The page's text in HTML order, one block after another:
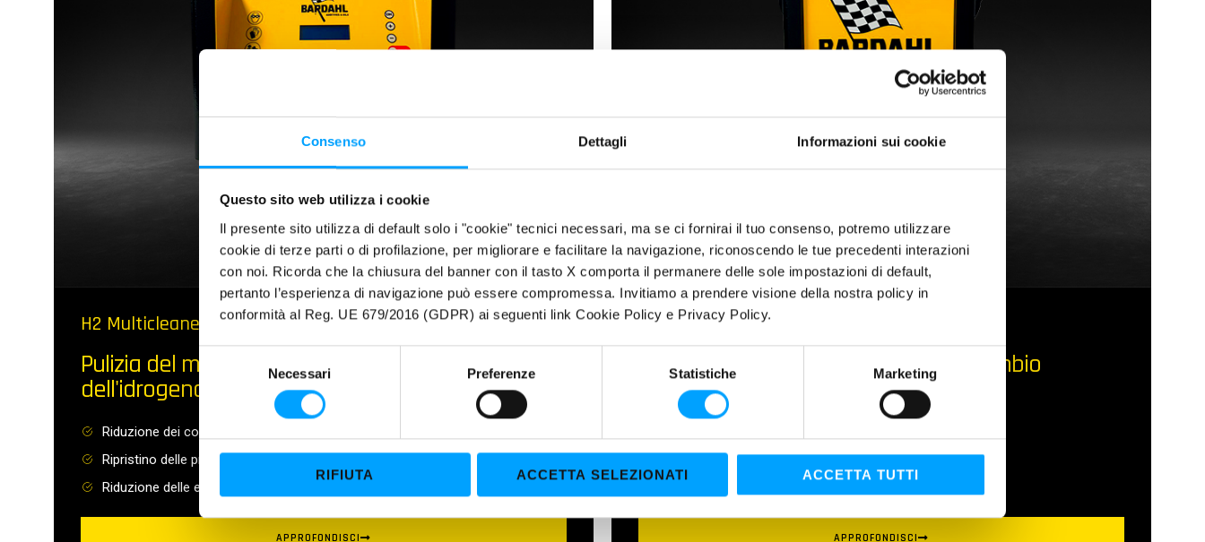
Consenso Dettagli Informazioni sui cookie
Questo sito web utilizza i cookie
Il presente sito utilizza di default solo i "cookie" tecnici necessari, ma se ci fornirai il tuo consenso, potremo utilizzare
cookie di terze parti o di profilazione, per migliorare e facilitare la navigazione, riconoscendo le tue precedenti interazioni
con noi. Ricorda che la chiusura del banner con il tasto X comporta il permanere delle sole impostazioni di default,
pertanto l’esperienza di navigazione può essere compromessa. Invitiamo a prendere visione della nostra policy in
conformità al Reg. UE 679/2016 (GDPR) ai seguenti link Cookie Policy e Privacy Policy.
e
l
z
i
o
Necessari Preferenze Statistiche Marketing
RIFIUTA ACCETTA SELEZIONATI ACCETTA TUTTI
H2 Multicleaner
Pulizia del motore con la decarbonizzazione
dell'idrogeno
Riduzione dei consumi
Ripristino delle prestazioni
Riduzione delle emissioni
APPROFONDISCI
Maroil ATF6000
Sostituzione completa dell'olio del cambio
automatico
Evita la manutenzione straordinaria
APPROFONDISCI